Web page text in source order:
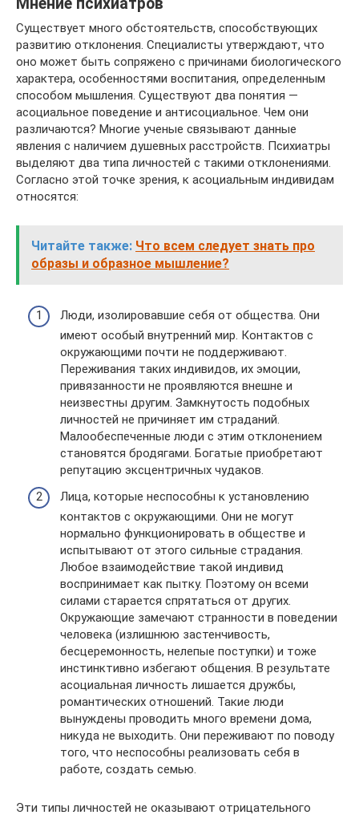
Мнение психиатров
Существует много обстоятельств, способствующих
развитию отклонения. Специалисты утверждают, что
оно может быть сопряжено с причинами биологического
характера, особенностями воспитания, определенным
способом мышления. Существуют два понятия —
асоциальное поведение и антисоциальное. Чем они
различаются? Многие ученые связывают данные
явления с наличием душевных расстройств. Психиатры
выделяют два типа личностей с такими отклонениями.
Согласно этой точке зрения, к асоциальным индивидам
относятся:
Читайте также: Что всем следует знать про
образы и образное мышление?
Люди, изолировавшие себя от общества. Они
имеют особый внутренний мир. Контактов с
окружающими почти не поддерживают.
Переживания таких индивидов, их эмоции,
привязанности не проявляются внешне и
неизвестны другим. Замкнутость подобных
личностей не причиняет им страданий.
Малообеспеченные люди с этим отклонением
становятся бродягами. Богатые приобретают
репутацию эксцентричных чудаков.
Лица, которые неспособны к установлению
контактов с окружающими. Они не могут
нормально функционировать в обществе и
испытывают от этого сильные страдания.
Любое взаимодействие такой индивид
воспринимает как пытку. Поэтому он всеми
силами старается спрятаться от других.
Окружающие замечают странности в поведении
человека (излишнюю застенчивость,
бесцеремонность, нелепые поступки) и тоже
инстинктивно избегают общения. В результате
асоциальная личность лишается дружбы,
романтических отношений. Такие люди
вынуждены проводить много времени дома,
никуда не выходить. Они переживают по поводу
того, что неспособны реализовать себя в
работе, создать семью.
Эти типы личностей не оказывают отрицательного